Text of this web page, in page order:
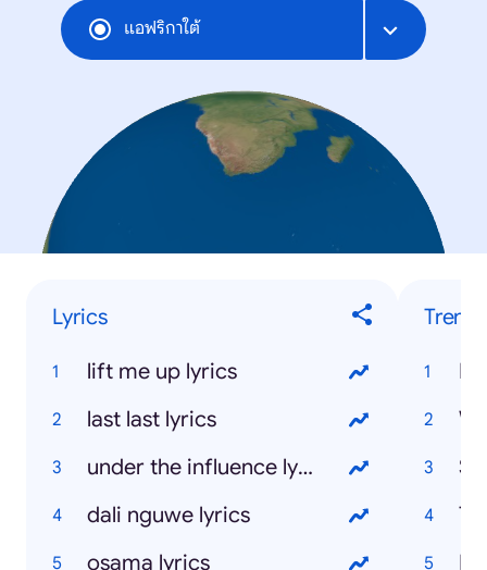
แอฟริกาใต้
Lyrics
lift me up lyrics
last last lyrics
under the influence lyrics
dali nguwe lyrics
osama lyrics